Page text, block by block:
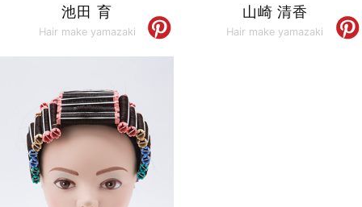
池田 育
Hair make yamazaki
山崎 清香
Hair make yamazaki